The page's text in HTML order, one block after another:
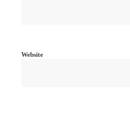
Website